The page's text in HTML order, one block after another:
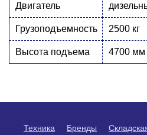
Двигатель
Грузоподъемность 2500 кг
Высота подъема 4700 мм
Техника Бренды